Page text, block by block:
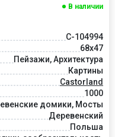
В наличии
C-104994
68x47
Пейзажи, Архитектура
Картины
Castorland
1000
домики, Мосты
Деревенский
Польша